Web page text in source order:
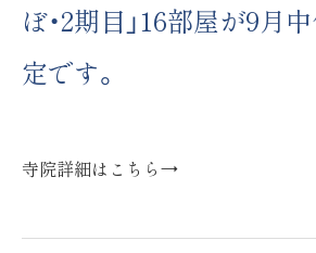
ぼ・2期目」16部屋が9月
定です。
寺院詳細はこちら→